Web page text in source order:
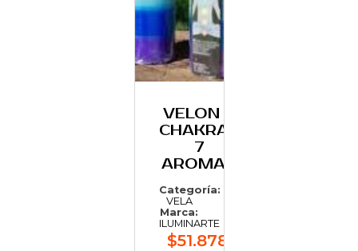
VELON 7
CHAKRAS
7
AROMAS
Categoría:
VELA
Marca:
ILUMINARTE
$51.878,57